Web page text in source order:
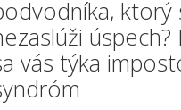
ktorý
vás týka